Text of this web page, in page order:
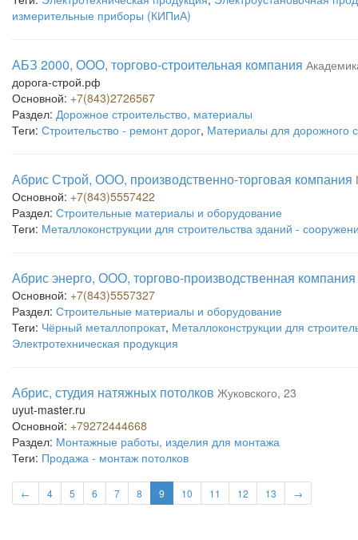
измерительные приборы (КИПиА)
АБЗ 2000, ООО, торгово-строительная компания
дорога-строй.рф
Основной: +7(843)2726567
Раздел: Дорожное строительство, материалы
Теги: Строительство - ремонт дорог, Материалы для дорожного
Абрис Строй, ООО, производственно-торговая компания
Основной: +7(843)5557422
Раздел: Строительные материалы и оборудование
Теги: Металлоконструкции для строительства зданий -
Абрис энерго, ООО, торгово-производственная компания
Основной: +7(843)5557327
Раздел: Строительные материалы и оборудование
Теги: Чёрный металлопрокат, Металлоконструкции для
Электротехническая продукция
Абрис, студия натяжных потолков Жуковского, 23
uyut-master.ru
Основной: +79272444668
Раздел: Монтажные работы, изделия для монтажа
Теги: Продажа - монтаж потолков
← 4 5 6 7 8 9 10 11 12 13 →